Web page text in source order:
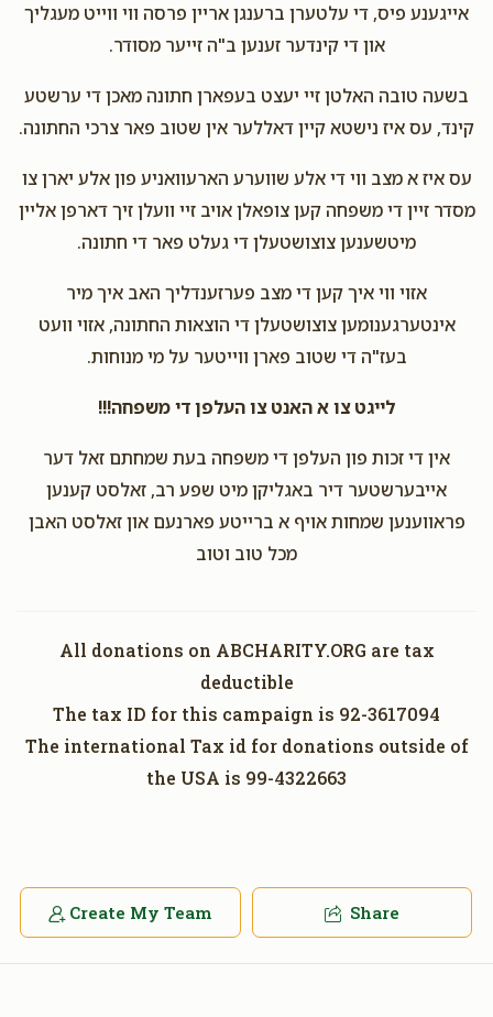
אייגענע פיס, די עלטערן ברענגן אריין פרסה ווי ווייט מעגליך
און די קינדער זענען ב"ה זייער מסודר.
בשעה טובה האלטן זיי יעצט בעפארן חתונה מאכן די ערשטע
קינד, עס איז נישטא קיין דאללער אין שטוב פאר צרכי החתונה.
עס איז א מצב ווי די אלע שווערע הארעוואניע פון אלע יארן צו
מסדר זיין די משפחה קען צופאלן אויב זיי וועלן זיך דארפן אליין
מיטשענען צוצושטעלן די געלט פאר די חתונה.
אזוי ווי איך קען די מצב פערזענדליך האב איך מיר
אינטערגענומען צוצושטעלן די הוצאות החתונה, אזוי וועט
בעז"ה די שטוב פארן ווייטער על מי מנוחות.
לייגט צו א האנט צו העלפן די משפחה!!!
אין די זכות פון העלפן די משפחה בעת שמחתם זאל דער
אייבערשטער דיר באגליקן מיט שפע רב, זאלסט קענען
פראווענען שמחות אויף א ברייטע פארנעם און זאלסט האבן
מכל טוב וטוב
All donations on ABCHARITY.ORG are tax
deductible
The tax ID for this campaign is 92-3617094
The international Tax id for donations outside of
the USA is 99-4322663
Create My Team Share